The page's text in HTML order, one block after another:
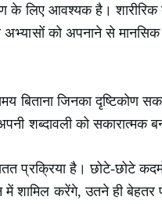
के लिए आवश्यक है। शारीरिक
को अपनाने से
बिताना जिनका दृष्टिकोण
शब्दावली को सकारात्मक
प्रक्रिया है। छोटे-छोटे
शामिल करेंगे, उतने ही बेहतर